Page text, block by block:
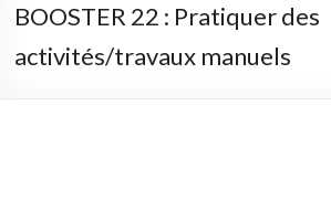
BOOSTER 22 : Pratiquer des
activités/travaux manuels